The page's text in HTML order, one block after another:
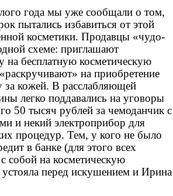
года мы уже сообщали о том,
пытались избавиться от этой
косметики. Продавцы «чудо-
схеме: приглашают
на бесплатную косметическую
на приобретение
за кожей. В расслабляющей
легко поддавались на уговоры
50 тысяч рублей за чемоданчик с
и некий электроприбор для
процедур. Тем, у кого не было
в банке (для этого всех
собой на косметическую
перед искушением и Ирина